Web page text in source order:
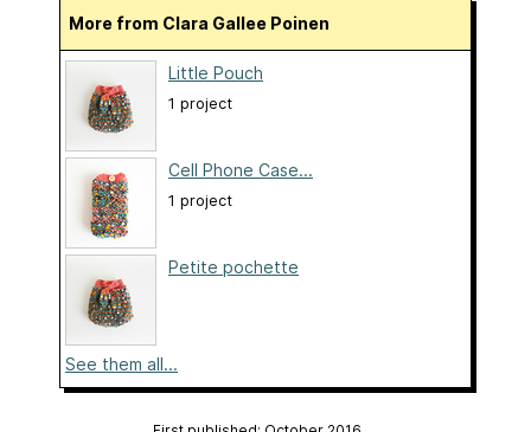
More from Clara Gallee Poinen
Little Pouch
1 project
Cell Phone Case...
1 project
Petite pochette
See them all...